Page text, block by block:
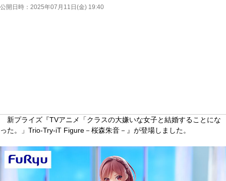
公開日時： 2025年07月11日(金) 19:40
新プライズ『TVアニメ「クラスの大嫌いな女子と結婚することにな
った。」Trio-Try-iT Figure－桜森朱音－』が登場しました。